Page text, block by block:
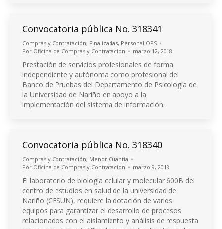
Convocatoria pública No. 318341
Compras y Contratación, Finalizadas, Personal OPS
Por Oficina de Compras y Contratacion marzo 12, 2018
Prestación de servicios profesionales de forma
independiente y autónoma como profesional del
Banco de Pruebas del Departamento de Psicología de
la Universidad de Nariño en apoyo a la
implementación del sistema de información.
Convocatoria pública No. 318340
Compras y Contratación, Menor Cuantía
Por Oficina de Compras y Contratacion marzo 9, 2018
El laboratorio de biología celular y molecular 600B del
centro de estudios en salud de la universidad de
Nariño (CESUN), requiere la dotación de varios
equipos para garantizar el desarrollo de procesos
relacionados con el aislamiento y análisis de respuesta